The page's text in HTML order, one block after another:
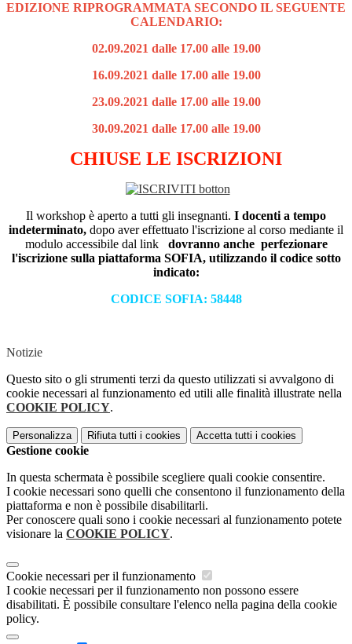
EDIZIONE RIPROGRAMMATA SECONDO IL SEGUENTE
CALENDARIO:
02.09.2021 dalle 17.00 alle 19.00
16.09.2021 dalle 17.00 alle 19.00
23.09.2021 dalle 17.00 alle 19.00
30.09.2021 dalle 17.00 alle 19.00
CHIUSE LE ISCRIZIONI
Il workshop è aperto a tutti gli insegnanti. I docenti a tempo
indeterminato, dopo aver effettuato l'iscrizione al corso mediante il
modulo accessibile dal link dovranno anche perfezionare
l'iscrizione sulla piattaforma SOFIA, utilizzando il codice sotto
indicato:
CODICE SOFIA: 58448
Notizie
Questo sito o gli strumenti terzi da questo utilizzati si avvalgono di
cookie necessari al funzionamento ed utili alle finalità illustrate nella
COOKIE POLICY.
Personalizza Rifiuta tutti i cookies Accetta tutti i cookies
Gestione cookie
In questa schermata è possibile scegliere quali cookie consentire.
I cookie necessari sono quelli che consentono il funzionamento della
piattaforma e non è possibile disabilitarli.
Per conoscere quali sono i cookie necessari al funzionamento potete
visionare la COOKIE POLICY.
Cookie necessari per il funzionamento
I cookie necessari per il funzionamento non possono essere
disabilitati. È possibile consultare l'elenco nella pagina della cookie
policy.